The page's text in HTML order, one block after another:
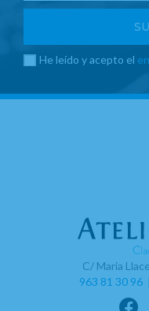
He leído y acepto el
C/ Maria
963 81 30 96|